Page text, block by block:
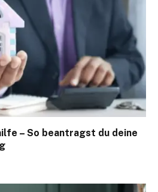
– So beantragst du deine